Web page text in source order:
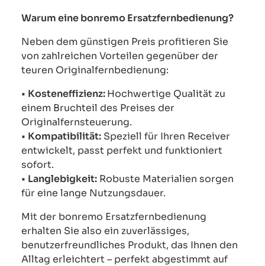
Warum eine bonremo Ersatzfernbedienung?
Neben dem günstigen Preis profitieren Sie
von zahlreichen Vorteilen gegenüber der
teuren Originalfernbedienung:
• Kosteneffizienz:Hochwertige Qualität zu
einem Bruchteil des Preises der
Originalfernsteuerung.
• Kompatibilität: Speziell für Ihren Receiver
entwickelt, passt perfekt und funktioniert
sofort.
• Langlebigkeit: Robuste Materialien sorgen
für eine lange Nutzungsdauer.
Mit der bonremo Ersatzfernbedienung
erhalten Sie also ein zuverlässiges,
benutzerfreundliches Produkt, das Ihnen den
Alltag erleichtert – perfekt abgestimmt auf